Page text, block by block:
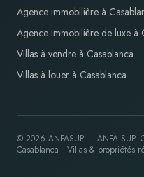
Agence immobilière à
Agence immobilière de luxe à
Villas à vendre à Casablanca
Villas à louer à Casablanca
© 2026 ANFASUP — ANFA SUP.
Casablanca · Villas & propriétés